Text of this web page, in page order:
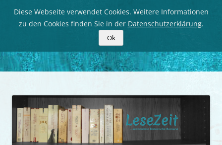
LeseZeit
Diese Webseite verwendet Cookies. Weitere Informationen
zu den Cookies finden Sie in der Datenschutzerklärung.
Ok